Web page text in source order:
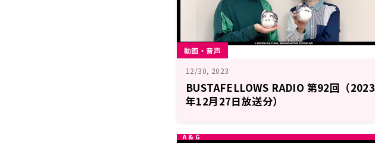
動画・音声
12/30, 2023
BUSTAFELLOWS RADIO 第92回（2023
年12月27日放送分）